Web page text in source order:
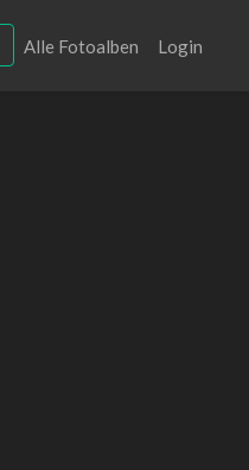
Alle Fotoalben Login